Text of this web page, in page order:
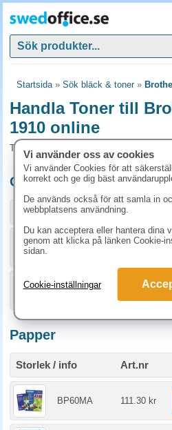
Startsida» Sök bläck & toner»
Handla Toner till
1910 online
Toner och tillbehör som passar till
Originalprodukter till
Storlek / info Art.nr
DR1050 1048.80 kr
Papper
Storlek / info Art.nr
BP60MA 111.30 kr
Vi använder oss av cookies
Vi använder Cookies för att
korrekt och ge dig bäst
De används också för att samla in
webbplatsens användning.
Du kan acceptera eller hantera dina
genom att klicka på länken Cookie-
sidan.
Cookie-inställningar